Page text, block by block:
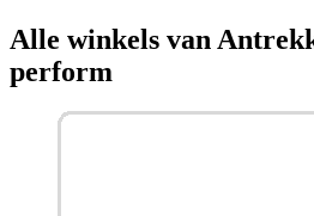
Alle winkels van
perform